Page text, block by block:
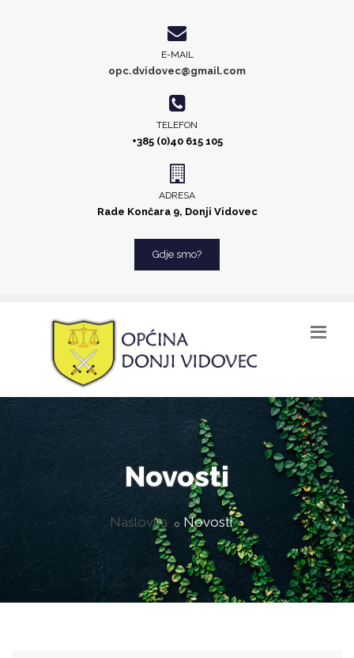
E-MAIL
opc.dvidovec@gmail.com
TELEFON
+385 (0)40 615 105
ADRESA
Rade Končara 9, Donji Vidovec
Gdje smo?
Novosti
Naslovna Novosti